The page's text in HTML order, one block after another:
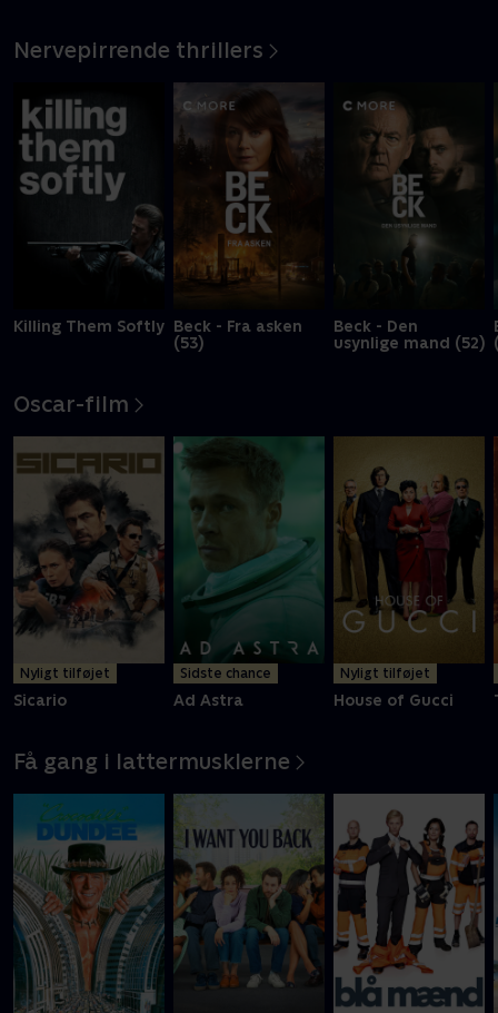
Nervepirrende thrillers
Killing Them Softly Beck - Fra asken
(53)
Beck - Den
usynlige mand (52)
Oscar-film
Nyligt tilføjet
Sicario
Sidste chance
Ad Astra
Nyligt tilføjet
House of Gucci
Få gang i lattermusklerne